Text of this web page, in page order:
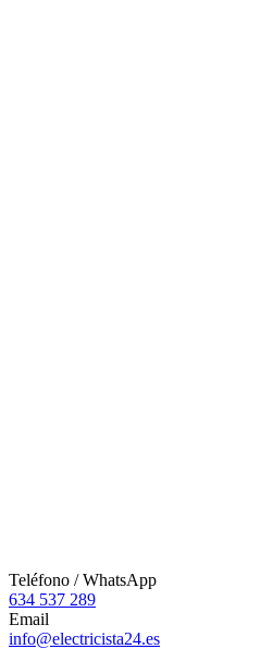
Teléfono / WhatsApp
634 537 289
Email
info@electricista24.es